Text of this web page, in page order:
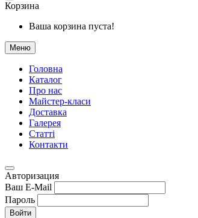
Корзина
Ваша корзина пуста!
Меню
Головна
Каталог
Про нас
Майстер-класи
Доставка
Галерея
Статтi
Контакти
Авторизация
Ваш E-Mail
Пароль
Войти